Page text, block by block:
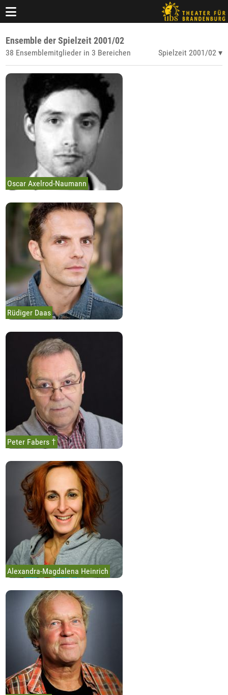
Ensemble der Spielzeit 2001/02
38 Ensemblemitglieder in 3 Bereichen Spielzeit 2001/02
Oscar Axelrod-Naumann
Rüdiger Daas
Peter Fabers †
Alexandra-Magdalena Heinrich